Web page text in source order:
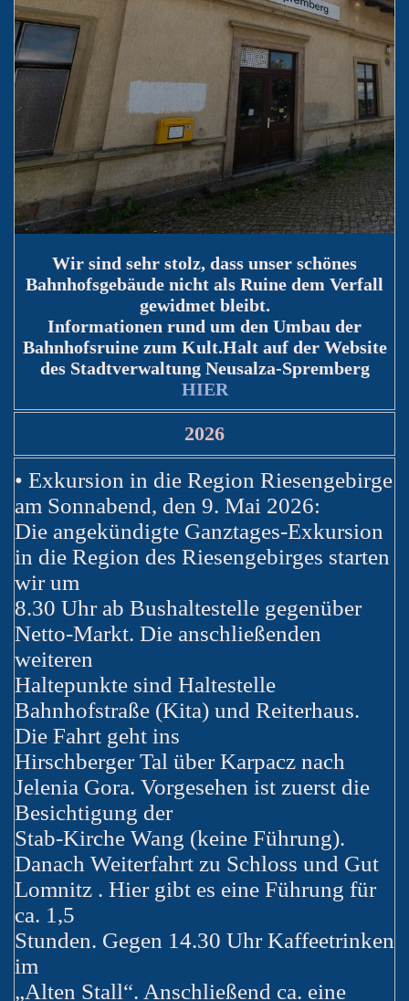
Wir sind sehr stolz, dass unser schönes
Bahnhofsgebäude nicht als Ruine dem Verfall
gewidmet bleibt.
Informationen rund um den Umbau der
Bahnhofsruine zum Kult.Halt auf der Website
des Stadtverwaltung Neusalza-Spremberg
HIER
2026
• Exkursion in die Region Riesengebirge
am Sonnabend, den 9. Mai 2026:
Die angekündigte Ganztages-Exkursion
in die Region des Riesengebirges starten
wir um
8.30 Uhr ab Bushaltestelle gegenüber
Netto-Markt. Die anschließenden
weiteren
Haltepunkte sind Haltestelle
Bahnhofstraße (Kita) und Reiterhaus.
Die Fahrt geht ins
Hirschberger Tal über Karpacz nach
Jelenia Gora. Vorgesehen ist zuerst die
Besichtigung der
Stab-Kirche Wang (keine Führung).
Danach Weiterfahrt zu Schloss und Gut
Lomnitz . Hier gibt es eine Führung für
ca. 1,5
Stunden. Gegen 14.30 Uhr Kaffeetrinken
im
„Alten Stall“. Anschließend ca. eine